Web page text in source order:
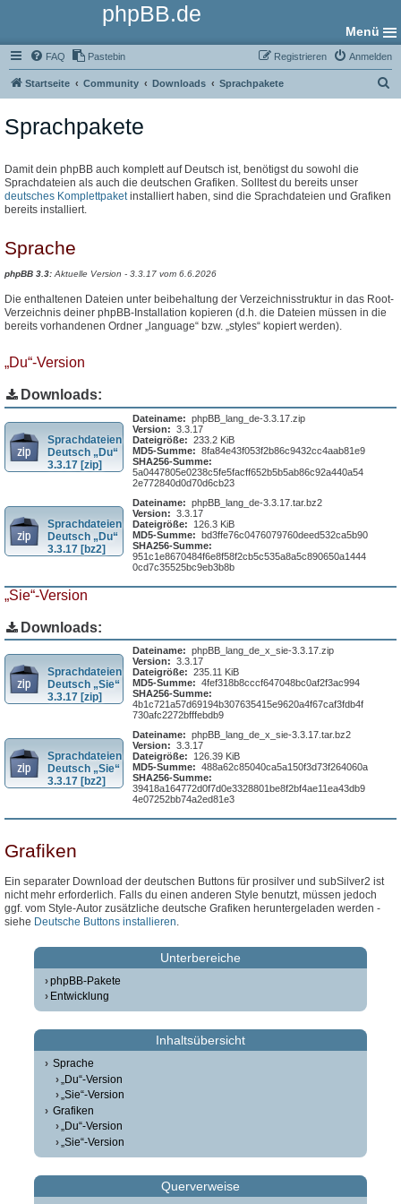
phpBB.de
Menü
FAQ Pastebin Anmelden
Registrieren
Startseite Community Downloads Sprachpakete
Sprachpakete
Damit dein phpBB auch komplett auf Deutsch ist, benötigst du sowohl die
Sprachdateien als auch die deutschen Grafiken. Solltest du bereits unser
deutsches Komplettpaketinstalliert haben, sind die Sprachdateien und Grafiken
bereits installiert.
Sprache
phpBB 3.3:Aktuelle Version - 3.3.17 vom 6.6.2026
Die enthaltenen Dateien unter beibehaltung der Verzeichnisstruktur in das Root-
Verzeichnis deiner phpBB-Installation kopieren (d.h. die Dateien müssen in die
bereits vorhandenen Ordner „language“ bzw. „styles“ kopiert werden).
„Du“-Version
Downloads:
Sprachdateien
Deutsch „Du“
3.3.17 [zip]
Dateiname: phpBB_lang_de-3.3.17.zip
Version: 3.3.17
Dateigröße: 233.2 KiB
MD5-Summe: 8fa84e43f053f2b86c9432cc4aab81e9
SHA256-Summe:
5a0447805e0238c5fe5facff652b5b5ab86c92a440a54
2e772840d0d70d6cb23
Sprachdateien
Deutsch „Du“
3.3.17 [bz2]
Dateiname: phpBB_lang_de-3.3.17.tar.bz2
Version: 3.3.17
Dateigröße:
126.3 KiB
MD5-Summe: bd3ffe76c0476079760deed532ca5b90
SHA256-Summe:
951c1e8670484f6e8f58f2cb5c535a8a5c890650a1444
0cd7c35525bc9eb3b8b
„Sie“-Version
Downloads:
Sprachdateien
Deutsch „Sie“
3.3.17 [zip]
Dateiname: phpBB_lang_de_x_sie-3.3.17.zip
Version: 3.3.17
Dateigröße: 235.11 KiB
MD5-Summe: 4fef318b8cccf647048bc0af2f3ac994
SHA256-Summe:
4b1c721a57d69194b307635415e9620a4f67caf3fdb4f
730afc2272bfffebdb9
Sprachdateien
Deutsch „Sie“
3.3.17 [bz2]
Dateiname: phpBB_lang_de_x_sie-3.3.17.tar.bz2
Version: 3.3.17
Dateigröße:
126.39 KiB
MD5-Summe: 488a62c85040ca5a150f3d73f264060a
SHA256-Summe:
39418a164772d0f7d0e3328801be8f2bf4ae11ea43db9
4e07252bb74a2ed81e3
Grafiken
Ein separater Download der deutschen Buttons für prosilver und subSilver2 ist
nicht mehr erforderlich. Falls du einen anderen Style benutzt, müssen jedoch
ggf. vom Style-Autor zusätzliche deutsche Grafiken heruntergeladen werden -
siehe Deutsche Buttons installieren.
Unterbereiche
phpBB-Pakete
Entwicklung
Inhaltsübersicht
Sprache
„Du“-Version
„Sie“-Version
Grafiken
„Du“-Version
„Sie“-Version
Querverweise